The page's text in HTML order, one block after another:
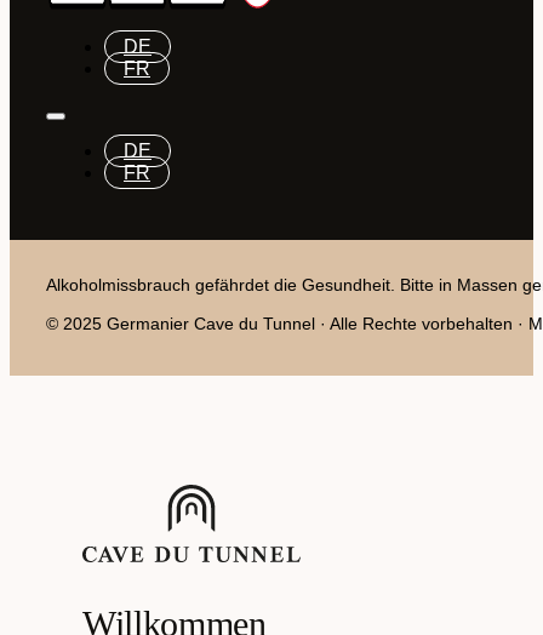
DE
FR
DE
FR
Alkoholmissbrauch gefährdet die Gesundheit. Bitte in Massen
© 2025 Germanier Cave du Tunnel · Alle Rechte vorbehalten ·
Willkommen